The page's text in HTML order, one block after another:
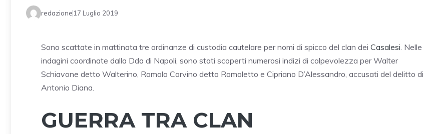
redazione 17 Luglio 2019
Sono scattate in mattinata tre ordinanze di custodia cautelare per nomi di spicco del clan dei Casalesi. Nelle
indagini coordinate dalla Dda di Napoli, sono stati scoperti numerosi indizi di colpevolezza per Walter
Schiavone detto Walterino, Romolo Corvino detto Romoletto e Cipriano D’Alessandro, accusati del delitto di
Antonio Diana.
GUERRA TRA CLAN